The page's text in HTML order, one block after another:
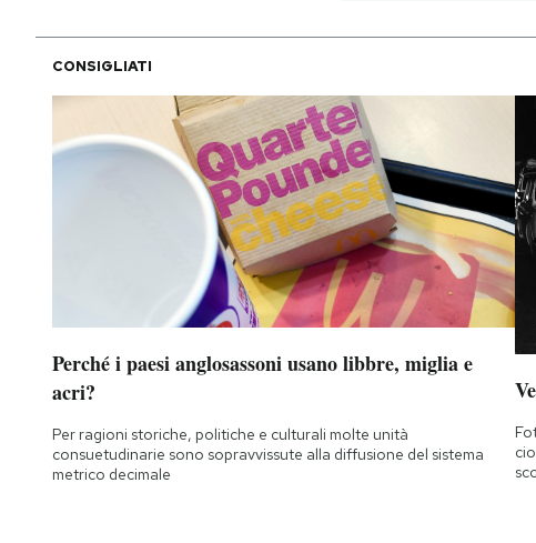
CONSIGLIATI
Perché i paesi anglosassoni usano libbre, miglia e
acri?
Per ragioni storiche, politiche e culturali molte unità
consuetudinarie sono sopravvissute alla diffusione del sistema
metrico decimale